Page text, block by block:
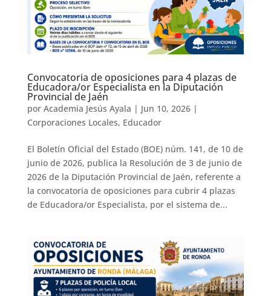
Convocatoria de oposiciones para 4 plazas de
Educadora/or Especialista en la Diputación
Provincial de Jaén
por Academia Jesús Ayala | Jun 10, 2026|
Corporaciones Locales, Educador
El Boletín Oficial del Estado (BOE) núm. 141, de 10 de
junio de 2026, publica la Resolución de 3 de junio de
2026 de la Diputación Provincial de Jaén, referente a
la convocatoria de oposiciones para cubrir 4 plazas
de Educadora/or Especialista, por el sistema de...